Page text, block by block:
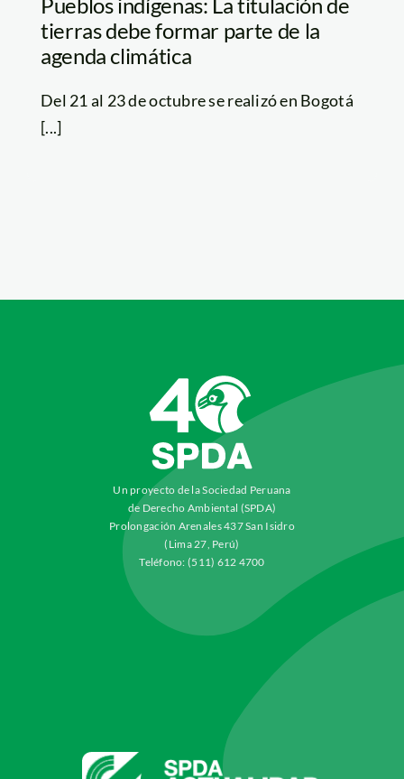
tierras debe formar parte de la
agenda climática
Del 21 al 23 de octubre se realizó en Bogotá
[...]
Un proyecto de la Sociedad Peruana
de Derecho Ambiental (SPDA)
Prolongación Arenales 437 San Isidro
(Lima 27, Perú)
Teléfono: (511) 612 4700